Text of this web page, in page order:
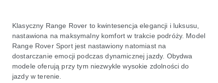
Klasyczny Range Rover to kwintesencja elegancji i luksusu,
nastawiona na maksymalny komfort w trakcie podróży. Model
Range Rover Sport jest nastawiony natomiast na
dostarczanie emocji podczas dynamicznej jazdy. Obydwa
modele oferują przy tym niezwykle wysokie zdolności do
jazdy w terenie.